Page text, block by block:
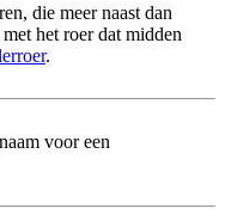
die meer naast dan
het roer dat midden
.
voor een